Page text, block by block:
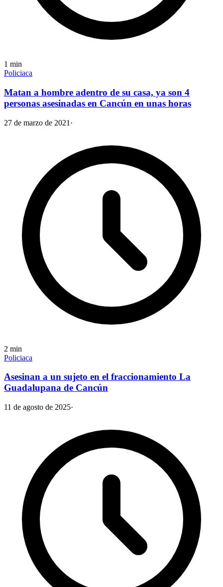
1 min
Policiaca
Matan a hombre adentro de su casa, ya son 4
personas asesinadas en Cancún en unas horas
27 de marzo de 2021 ·
2 min
Policiaca
Asesinan a un sujeto en el fraccionamiento La
Guadalupana de Cancún
11 de agosto de 2025·